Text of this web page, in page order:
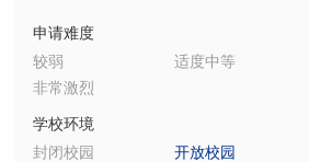
申请难度
较弱
适度中等
非常激烈
学校环境
封闭校园
开放校园